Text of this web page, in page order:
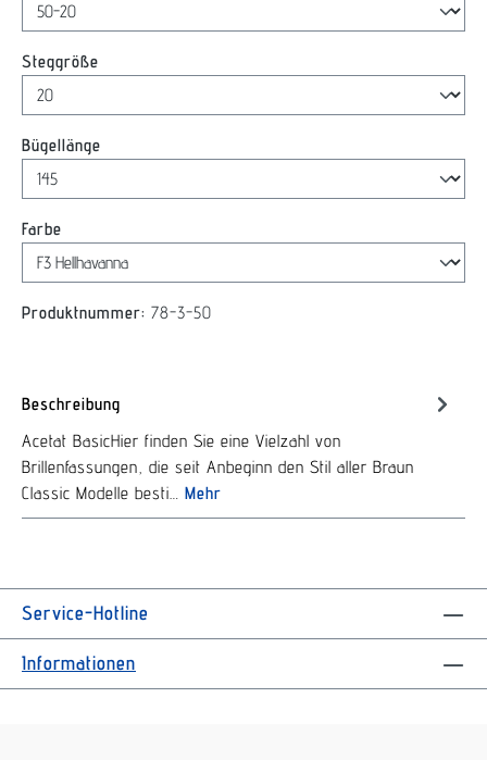
Steggröße
Bügellänge
Farbe
Produktnummer: 78-3-50
Beschreibung
Acetat BasicHier finden Sie eine Vielzahl von
Brillenfassungen, die seit Anbeginn den Stil aller Braun
Classic Modelle besti… Mehr
Service-Hotline
Informationen